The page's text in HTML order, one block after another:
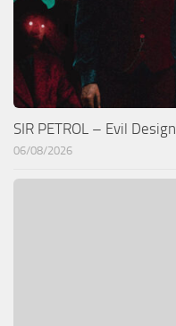
SIR PETROL – Evil Design
06/08/2026